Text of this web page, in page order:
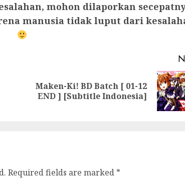
mohon dilaporkan
manusia tidak luput dari
Previous
post:
Next
post:
Maken-Ki! BD Batch [ 01-12
END ] [Subtitle Indonesia]
Required fields are marked *